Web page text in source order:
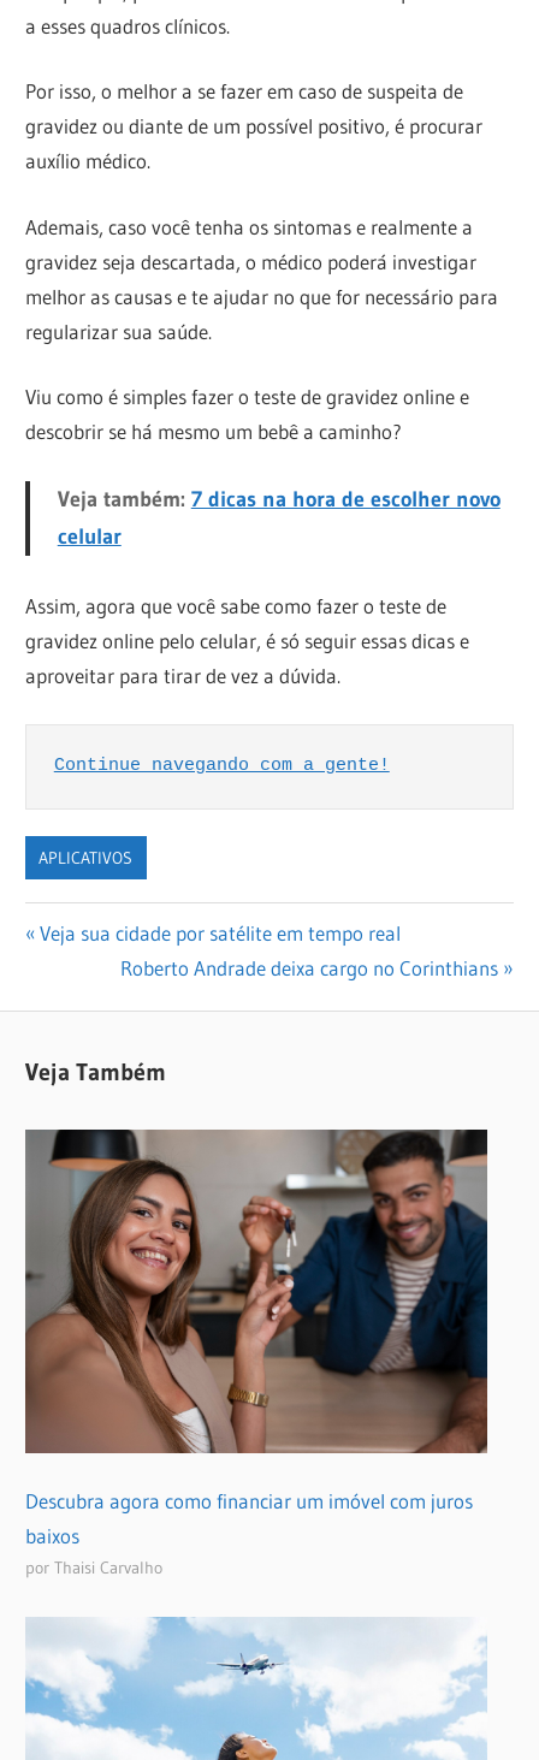
a esses quadros clínicos.
Por isso, o melhor a se fazer em caso de suspeita de
gravidez ou diante de um possível positivo, é procurar
auxílio médico.
Ademais, caso você tenha os sintomas e realmente a
gravidez seja descartada, o médico poderá investigar
melhor as causas e te ajudar no que for necessário para
regularizar sua saúde.
Viu como é simples fazer o teste de gravidez online e
descobrir se há mesmo um bebê a caminho?
Veja também: 7 dicas na hora de escolher novo
celular
Assim, agora que você sabe como fazer o teste de
gravidez online pelo celular, é só seguir essas dicas e
aproveitar para tirar de vez a dúvida.
Continue navegando com a gente!
APLICATIVOS
Navegação
Previous
Veja sua cidade por satélite em tempo real
Next
Roberto Andrade deixa cargo no Corinthians
Veja Também
Descubra agora como financiar um imóvel com juros
baixos
por Thaisi Carvalho